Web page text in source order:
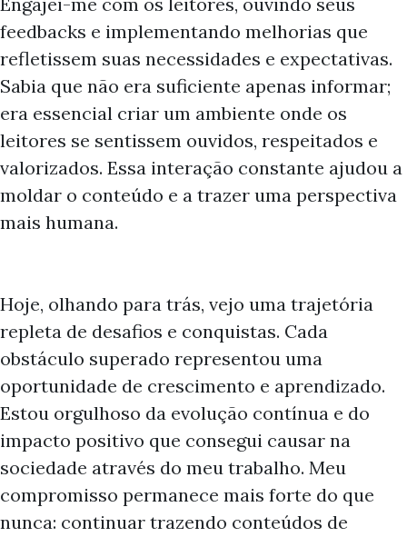
feedbacks e implementando melhorias que
refletissem suas necessidades e expectativas.
Sabia que não era suficiente apenas informar;
era essencial criar um ambiente onde os
leitores se sentissem ouvidos, respeitados e
valorizados. Essa interação constante ajudou a
moldar o conteúdo e a trazer uma perspectiva
mais humana.
Hoje, olhando para trás, vejo uma trajetória
repleta de desafios e conquistas. Cada
obstáculo superado representou uma
oportunidade de crescimento e aprendizado.
Estou orgulhoso da evolução contínua e do
impacto positivo que consegui causar na
sociedade através do meu trabalho. Meu
compromisso permanece mais forte do que
nunca: continuar trazendo conteúdos de